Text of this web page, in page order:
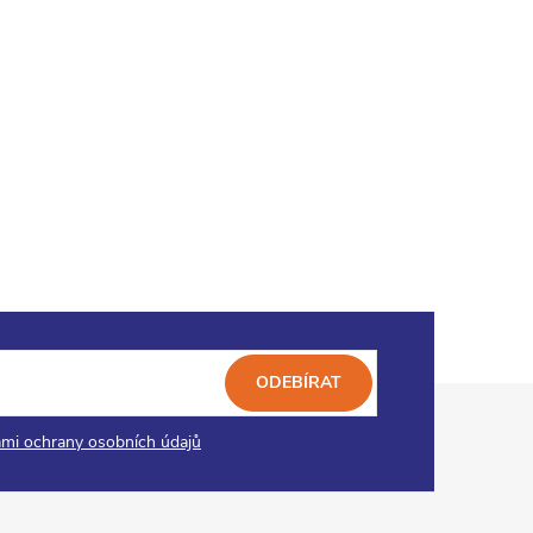
ochrany osobních údajů
ODEBÍRAT